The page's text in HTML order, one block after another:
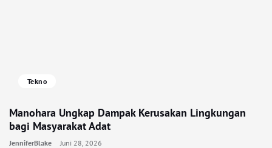
Tekno
Manohara Ungkap Dampak Kerusakan Lingkungan
bagi Masyarakat Adat
JenniferBlake Juni 28, 2026